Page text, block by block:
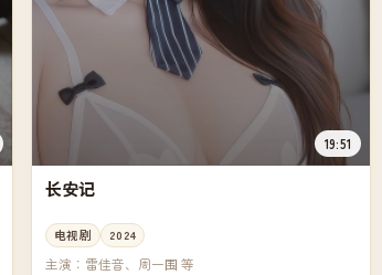
19:51
长安记
电视剧 2024
主演： 雷佳音、周一围 等